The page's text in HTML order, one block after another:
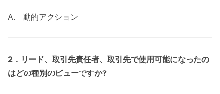
A. 動的アクション
2． リード、取引先責任者、取引先で使用可能になったの
はどの種別のビューですか?